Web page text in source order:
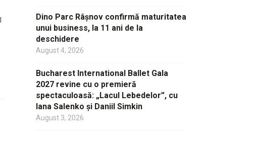
Dino Parc Râșnov confirmă maturitatea
unui business, la 11 ani de la
deschidere
August 4, 2026
Bucharest International Ballet Gala
2027 revine cu o premieră
spectaculoasă: „Lacul Lebedelor”, cu
Iana Salenko și Daniil Simkin
August 3, 2026